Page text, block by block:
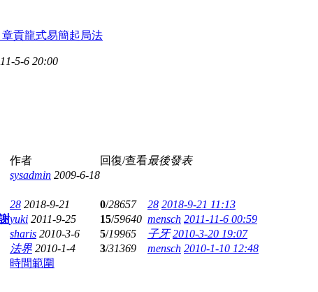
章貢龍式易簡起局法
5-6 20:00
作者 回復/查看最後發表
sysadmin 2009-6-18
28 2018-9-21 0/28657 28 2018-9-21 11:13
yuki 2011-9-25 15/59640 mensch 2011-11-6 00:59
sharis 2010-3-6 5/19965 子牙 2010-3-20 19:07
法界 2010-1-4 3/31369 mensch 2010-1-10 12:48
時間範圍